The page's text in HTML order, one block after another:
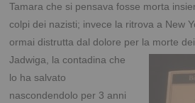
Tamara che si pensava fosse morta
colpi dei nazisti; invece la ritrova a New
ormai distrutta dal dolore per la morte
Jadwiga, la contadina che
lo ha salvato
nascondendolo per 3 anni